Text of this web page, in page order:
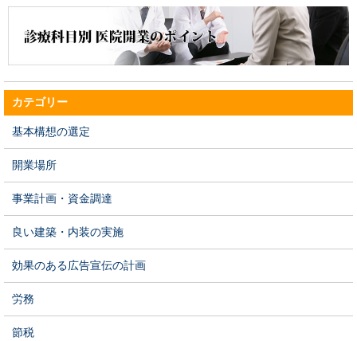
カテゴリー
基本構想の選定
開業場所
事業計画・資金調達
良い建築・内装の実施
効果のある広告宣伝の計画
労務
節税